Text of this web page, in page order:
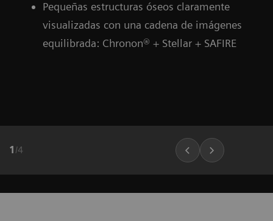
Pequeñas estructuras óseos claramente
visualizadas con una cadena de imágenes
equilibrada: Chronon® + Stellar + SAFIRE
1 /4